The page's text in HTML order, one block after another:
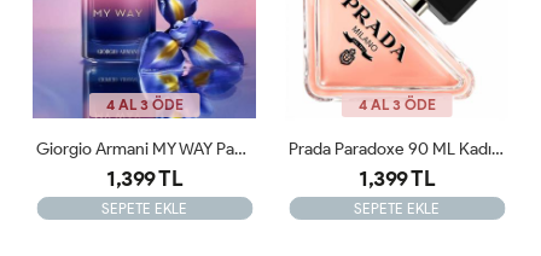
4 AL 3 ÖDE
Prada Paradoxe 90 ML Kadın Tester Parfüm
1,399 TL
SEPETE EKLE
4 AL 3 ÖDE
Creed Wind Flower 75 Ml Tester Kadın Parfümü
1,800 TL 1,399 TL
SEPETE EKLE